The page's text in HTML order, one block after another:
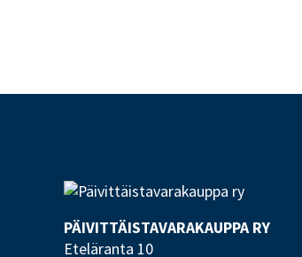
PÄIVITTÄISTAVARA­KAUPPA RY
Eteläranta 10